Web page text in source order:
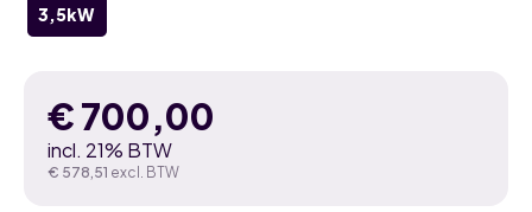
3,5kW
€700,00
incl. 21% BTW
€ 578,51 excl. BTW